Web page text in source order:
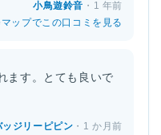
小鳥遊鈴音 ・1 年前
ップでこの口コミを見る
ます。とても良いで
ッジリーピピン ・1 か月前